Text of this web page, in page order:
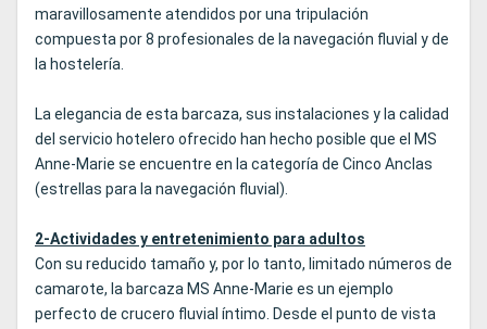
maravillosamente atendidos por una tripulación
compuesta por 8 profesionales de la navegación fluvial y de
la hostelería.
La elegancia de esta barcaza, sus instalaciones y la calidad
del servicio hotelero ofrecido han hecho posible que el MS
Anne-Marie se encuentre en la categoría de Cinco Anclas
(estrellas para la navegación fluvial).
2-Actividades y entretenimiento para adultos
Con su reducido tamaño y, por lo tanto, limitado números de
camarote, la barcaza MS Anne-Marie es un ejemplo
perfecto de crucero fluvial íntimo. Desde el punto de vista